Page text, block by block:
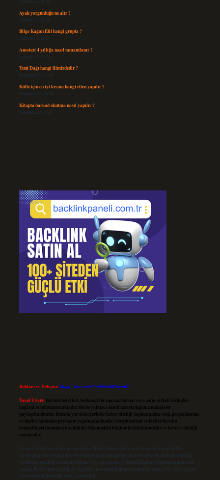
Ayak yorgunluğu ne alır ?
Ağustos 5, 2026
Bilge Kağan Etil hangi grupta ?
Ağustos 4, 2026
Anestezi 4 yıllığa nasıl tamamlanır ?
Ağustos 4, 2026
Yunt Dağı hangi ilimizdedir ?
Temmuz 29, 2026
Köfte için en iyi kıyma hangi etten yapılır ?
Temmuz 27, 2026
Kitapta barkod okutma nasıl yapılır ?
Temmuz 25, 2026
Reklam ve İletişim:Skype: live:.cid.575569c608265c69
Yasal Uyarı: Bu internet sitesi, herhangi bir marka, kurum veya şahıs şirketi ile hiçbir
bağlantısı bulunmamaktadır. Sitede yalnızca kendi hazırladığımız makaleler
paylaşılmaktadır. Burada yer alan içerikler haber niteliği taşımamakta olup, gerçek kurum
ve kişiler hakkında paylaşım yapılmamaktadır. Gerçek kurum ve kişiler ile isim
benzerlikleri tamamen tesadüfidir. Sitemizdeki bilgiler taslak halindedir ve tavsiye niteliği
taşımazlar.
Sitemiz, 5651 Sayılı Kanun gereğince Bilgi Teknolojileri ve İletişim Kurumu (BTK)
tarafından onaylanmış bir Yer Sağlayıcı olarak hizmet vermektedir. Bu nedenle, sitedeki
içerikleri proaktif olarak denetleme veya araştırma yükümlülüğümüz bulunmamaktadır.
Ancak, üyelerimiz yazdıkları içeriklerin sorumluluğunu taşımakta olup, siteye üye olarak
bu sorumluluğu kabul etmiş sayılırlar.